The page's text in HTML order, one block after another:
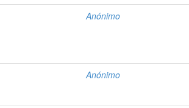
Anónimo
Anónimo